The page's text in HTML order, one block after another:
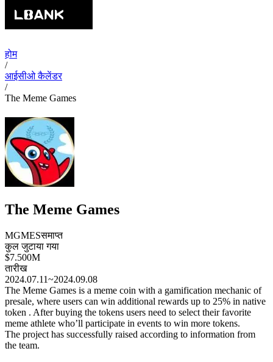
होम
/
आईसीओ कैलेंडर
/
The Meme Games
The Meme Games
MGMESसमाप्त
कुल जुटाया गया
$7.500M
तारीख
2024.07.11~2024.09.08
The Meme Games is a meme coin with a gamification mechanic of
presale, where users can win additional rewards up to 25% in native
token . After buying the tokens users need to select their favorite
meme athlete who’ll participate in events to win more tokens.
The project has successfully raised according to information from
the team.